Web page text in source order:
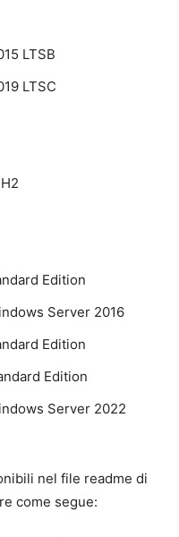
LTSB
LTSC
Edition
Server 2016
Edition
Edition
Server 2022
nel file readme di
come segue: